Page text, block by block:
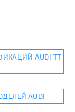
AUDI TT
AUDI